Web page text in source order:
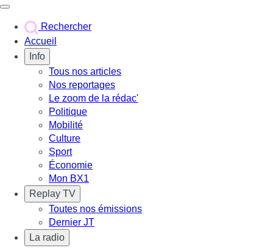
Rechercher
Accueil
Info
Tous nos articles
Nos reportages
Le zoom de la rédac'
Politique
Mobilité
Culture
Sport
Économie
Mon BX1
Replay TV
Toutes nos émissions
Dernier JT
La radio